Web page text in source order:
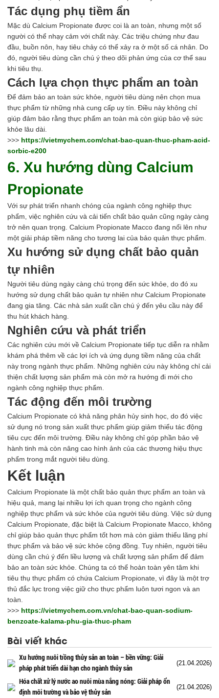
Tác dụng phụ tiềm ẩn
Mặc dù Calcium Propionate được coi là an toàn, nhưng một số
người có thể nhạy cảm với chất này. Các triệu chứng như đau
đầu, buồn nôn, hay tiêu chảy có thể xảy ra ở một số cá nhân. Do
đó, người tiêu dùng cần chú ý theo dõi phản ứng của cơ thể sau
khi tiêu thụ.
Cách lựa chọn thực phẩm an toàn
Để đảm bảo an toàn sức khỏe, người tiêu dùng nên chọn mua
thực phẩm từ những nhà cung cấp uy tín. Điều này không chỉ
giúp đảm bảo rằng thực phẩm an toàn mà còn giúp bảo vệ sức
khỏe lâu dài.
>>> https://vietmychem.com/chat-bao-quan-thuc-pham-acid-
sorbic-e200
6. Xu hướng dùng Calcium
Propionate
Với sự phát triển nhanh chóng của ngành công nghiệp thực
phẩm, việc nghiên cứu và cải tiến chất bảo quản cũng ngày càng
trở nên quan trọng. Calcium Propionate Macco đang nổi lên như
một giải pháp tiềm năng cho tương lai của bảo quản thực phẩm.
Xu hướng sử dụng chất bảo quản
tự nhiên
Người tiêu dùng ngày càng chú trọng đến sức khỏe, do đó xu
hướng sử dụng chất bảo quản tự nhiên như Calcium Propionate
đang gia tăng. Các nhà sản xuất cần chú ý đến yêu cầu này để
thu hút khách hàng.
Nghiên cứu và phát triển
Các nghiên cứu mới về Calcium Propionate tiếp tục diễn ra nhằm
khám phá thêm về các lợi ích và ứng dụng tiềm năng của chất
này trong ngành thực phẩm. Những nghiên cứu này không chỉ cải
thiện chất lượng sản phẩm mà còn mở ra hướng đi mới cho
ngành công nghiệp thực phẩm.
Tác động đến môi trường
Calcium Propionate có khả năng phân hủy sinh học, do đó việc
sử dụng nó trong sản xuất thực phẩm giúp giảm thiểu tác động
tiêu cực đến môi trường. Điều này không chỉ góp phần bảo vệ
hành tinh mà còn nâng cao hình ảnh của các thương hiệu thực
phẩm trong mắt người tiêu dùng.
Kết luận
Calcium Propionate là một chất bảo quản thực phẩm an toàn và
hiệu quả, mang lại nhiều lợi ích quan trọng cho ngành công
nghiệp thực phẩm và sức khỏe của người tiêu dùng. Việc sử dụng
Calcium Propionate, đặc biệt là Calcium Propionate Macco, không
chỉ giúp bảo quản thực phẩm tốt hơn mà còn giảm thiểu lãng phí
thực phẩm và bảo vệ sức khỏe cộng đồng. Tuy nhiên, người tiêu
dùng cần chú ý đến liều lượng và chất lượng sản phẩm để đảm
bảo an toàn sức khỏe. Chúng ta có thể hoàn toàn yên tâm khi
tiêu thụ thực phẩm có chứa Calcium Propionate, vì đây là một trợ
thủ đắc lực trong việc giữ cho thực phẩm luôn tươi ngon và an
toàn.
>>> https://vietmychem.com.vn/chat-bao-quan-sodium-
benzoate-kalama-phu-gia-thuc-pham
Bài viết khác
Xu hướng nuôi trồng thủy sản an toàn – bền vững: Giải
pháp phát triển dài hạn cho ngành thủy sản
(21.04.2026)
Hóa chất xử lý nước ao nuôi mùa nắng nóng: Giải pháp ổn
định môi trường và bảo vệ thủy sản
(21.04.2026)